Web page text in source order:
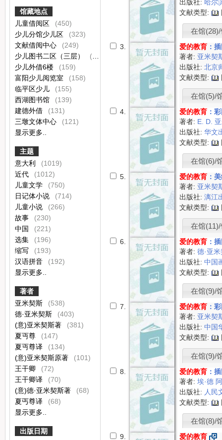
馆藏地点
儿童借阅区
(450)
少儿分馆少儿区
(323)
文献借阅中心
(249)
少儿图书二区（三层）
(175)
少儿外借6楼
(159)
富阳少儿阅览室
(158)
临平区少儿
(155)
西湖图书馆
(139)
建德外借
(131)
三墩文体中心
(121)
显示更多..
主题
意大利
(1019)
近代
(1012)
儿童文学
(750)
日记体小说
(714)
儿童小说
(266)
故事
(230)
中国
(221)
选集
(196)
缩写
(193)
汉语拼音
(192)
显示更多..
著者
亚米契斯
(538)
德·亚米契斯
(403)
(意)亚米契斯著
(381)
夏丏尊
(147)
夏丏尊译
(134)
(意)亚米契斯原著
(101)
王干卿
(72)
王干卿译
(70)
(意)德·亚米契斯著
(68)
夏丐尊译
(68)
显示更多..
出版日期
出版社:哈尔
文献类型:
在馆
3. 爱的教育 ：
著者: 亚米契
出版社:北京
文献类型:
在馆(5)/
4. 爱的教育 ：
著者: E. D.
出版社:华文
文献类型:
在馆(6)/
5. 爱的教育 ：
著者: 亚米契
出版社:漓江
文献类型:
在馆
6. 爱的教育 ：
著者:德·亚
出版社:中国
文献类型:
在馆(9)/
7. 爱的教育 ：
著者: 亚米契
出版社:中国
文献类型:
在馆(9)/
8. 爱的教育 ：
著者:埃·德
出版社: 人民
文献类型:
在馆(8)/
9.
爱的教育